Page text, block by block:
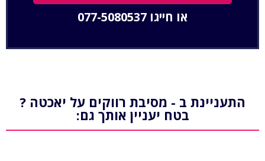
או חייגו 077-5080537
התעניינת ב - מסיבת רווקים על יאכטה ?
בטח יעניין אותך גם: